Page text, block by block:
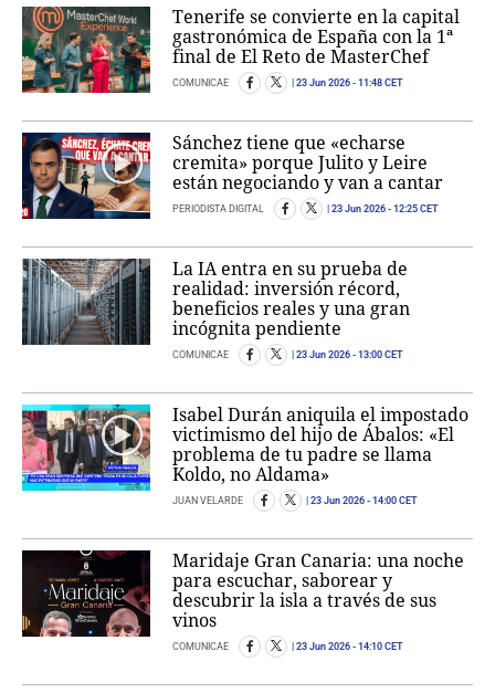
Tenerife se convierte en la capital
gastronómica de España con la 1ª
final de El Reto de MasterChef
COMUNICAE 23 Jun 2026 - 11:48 CET
Sánchez tiene que «echarse
cremita» porque Julito y Leire
están negociando y van a cantar
PERIODISTA DIGITAL 23 Jun 2026 - 12:25 CET
La IA entra en su prueba de
realidad: inversión récord,
beneficios reales y una gran
incógnita pendiente
COMUNICAE 23 Jun 2026 - 13:00 CET
Isabel Durán aniquila el impostado
victimismo del hijo de Ábalos: «El
problema de tu padre se llama
Koldo, no Aldama»
JUAN VELARDE 23 Jun 2026 - 14:00 CET
Maridaje Gran Canaria: una noche
para escuchar, saborear y
descubrir la isla a través de sus
vinos
COMUNICAE 23 Jun 2026 - 14:10 CET